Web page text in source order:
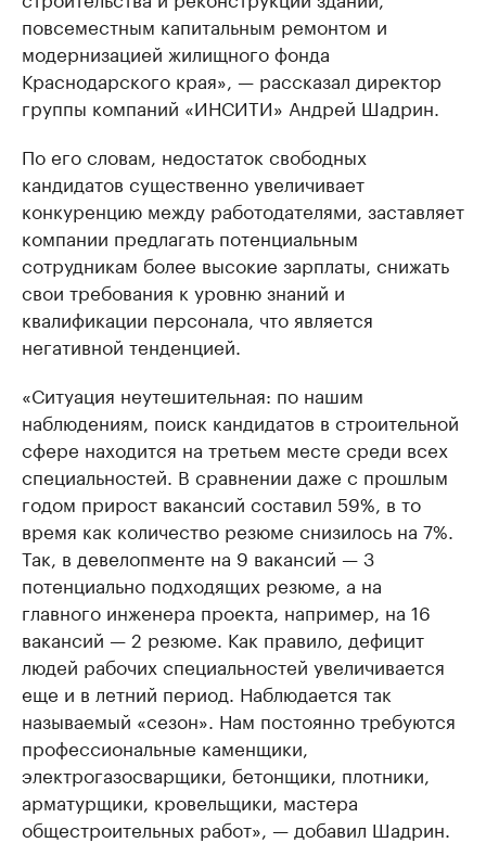
повсеместным капитальным ремонтом и
модернизацией жилищного фонда
Краснодарского края», — рассказал директор
группы компаний «ИНСИТИ» Андрей Шадрин.
По его словам, недостаток свободных
кандидатов существенно увеличивает
конкуренцию между работодателями, заставляет
компании предлагать потенциальным
сотрудникам более высокие зарплаты, снижать
свои требования к уровню знаний и
квалификации персонала, что является
негативной тенденцией.
«Ситуация неутешительная: по нашим
наблюдениям, поиск кандидатов в строительной
сфере находится на третьем месте среди всех
специальностей. В сравнении даже с прошлым
годом прирост вакансий составил 59%, в то
время как количество резюме снизилось на 7%.
Так, в девелопменте на 9 вакансий — 3
потенциально подходящих резюме, а на
главного инженера проекта, например, на 16
вакансий — 2 резюме. Как правило, дефицит
людей рабочих специальностей увеличивается
еще и в летний период. Наблюдается так
называемый «сезон». Нам постоянно требуются
профессиональные каменщики,
электрогазосварщики, бетонщики, плотники,
арматурщики, кровельщики, мастера
общестроительных работ», — добавил Шадрин.